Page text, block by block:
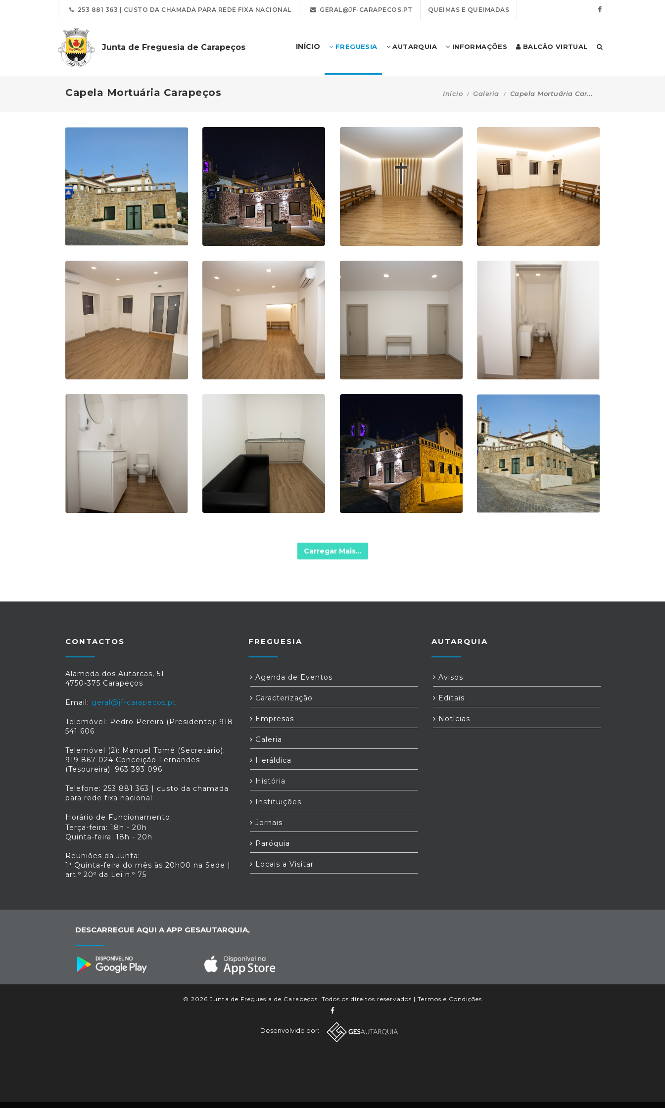
253 881 363 | CUSTO DA CHAMADA PARA REDE FIXA NACIONAL GERAL@JF-CARAPECOS.PT QUEIMAS E QUEIMADAS
Junta de Freguesia de Carapeços INÍCIO FREGUESIA AUTARQUIA INFORMAÇÕES BALCÃO VIRTUAL
Capela Mortuária Carapeços Início Galeria Capela Mortuária Car...
Carregar Mais...
CONTACTOS
Alameda dos Autarcas, 51
4750-375 Carapeços
Email: geral@jf-carapecos.pt
Telemóvel: Pedro Pereira (Presidente): 918
541 606
Telemóvel (2): Manuel Tomé (Secretário):
919 867 024 Conceição Fernandes
(Tesoureira): 963 393 096
Telefone: 253 881 363 | custo da chamada
para rede fixa nacional
Horário de Funcionamento:
Terça-feira: 18h - 20h
Quinta-feira: 18h - 20h
Reuniões da Junta:
1ª Quinta-feira do mês às 20h00 na Sede |
art.º 20º da Lei n.º 75
FREGUESIA
Agenda de Eventos
Caracterização
Empresas
Galeria
Heráldica
História
Instituições
Jornais
Paróquia
Locais a Visitar
AUTARQUIA
Avisos
Editais
Notícias
DESCARREGUE AQUI A APP GESAUTARQUIA,
© 2026 Junta de Freguesia de Carapeços. Todos os direitos reservados | Termos e Condições
Desenvolvido por: